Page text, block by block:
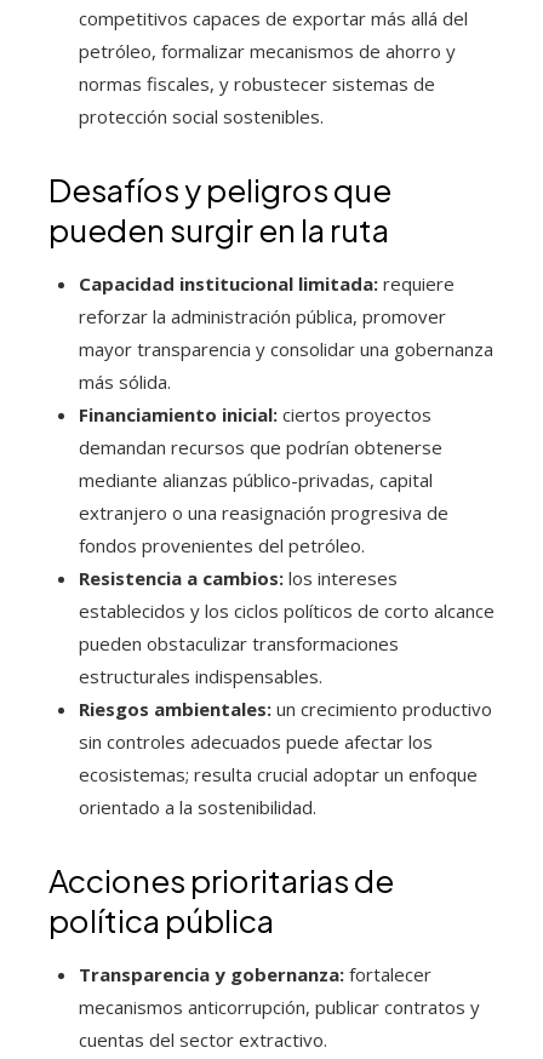
competitivos capaces de exportar más allá del
petróleo, formalizar mecanismos de ahorro y
normas fiscales, y robustecer sistemas de
protección social sostenibles.
Desafíos y peligros que
pueden surgir en la ruta
Capacidad institucional limitada: requiere
reforzar la administración pública, promover
mayor transparencia y consolidar una gobernanza
más sólida.
Financiamiento inicial: ciertos proyectos
demandan recursos que podrían obtenerse
mediante alianzas público-privadas, capital
extranjero o una reasignación progresiva de
fondos provenientes del petróleo.
Resistencia a cambios: los intereses
establecidos y los ciclos políticos de corto alcance
pueden obstaculizar transformaciones
estructurales indispensables.
Riesgos ambientales: un crecimiento productivo
sin controles adecuados puede afectar los
ecosistemas; resulta crucial adoptar un enfoque
orientado a la sostenibilidad.
Acciones prioritarias de
política pública
Transparencia y gobernanza: fortalecer
mecanismos anticorrupción, publicar contratos y
cuentas del sector extractivo.